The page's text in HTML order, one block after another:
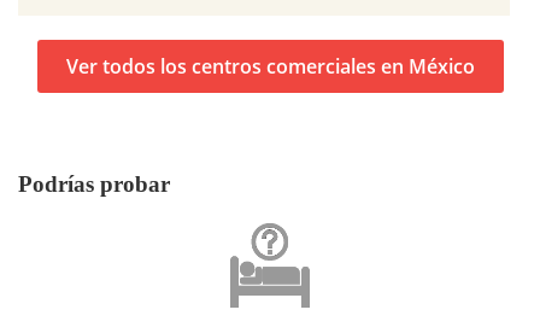
Ver todos los centros comerciales en México
Podrías probar